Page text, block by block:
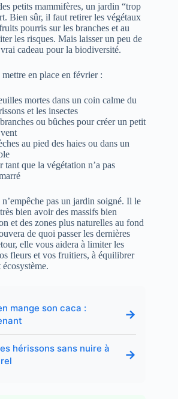
petits mammifères, un jardin “trop
Bien sûr, il faut retirer les végétaux
pourris sur les branches et au
les risques. Mais laisser un peu de
cadeau pour la biodiversité.
en place en février :
mortes dans un coin calme du
et les insectes
ou bûches pour créer un petit
au pied des haies ou dans un
tant que la végétation n’a pas
pas un jardin soigné. Il le
bien avoir des massifs bien
et des zones plus naturelles au fond
de quoi passer les dernières
elle vous aidera à limiter les
fleurs et vos fruitiers, à équilibrer
mange son caca :
→
hérissons sans nuire à
→